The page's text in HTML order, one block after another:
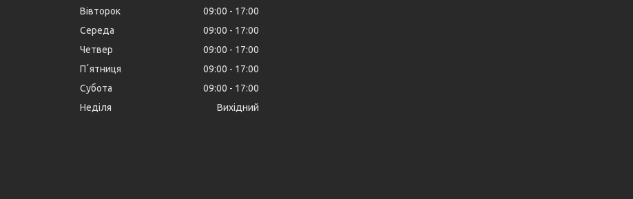
Вівторок
09:00
17:00
Середа
09:00
17:00
Четвер
09:00
17:00
Пʼятниця
09:00
17:00
Субота
09:00
17:00
Неділя
Вихідний